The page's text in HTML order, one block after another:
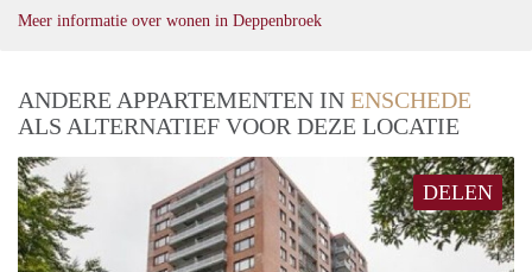
Meer informatie over wonen in Deppenbroek
ANDERE APPARTEMENTEN IN ENSCHEDE
ALS ALTERNATIEF VOOR DEZE LOCATIE
DELEN